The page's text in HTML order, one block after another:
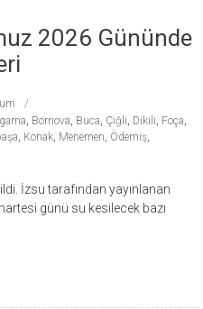
2026 Gününde
, Bornova, Buca, Çiğli, Dikili, Foça,
, Konak, Menemen, Ödemiş,
İzsu tarafından yayınlanan
günü su kesilecek bazı